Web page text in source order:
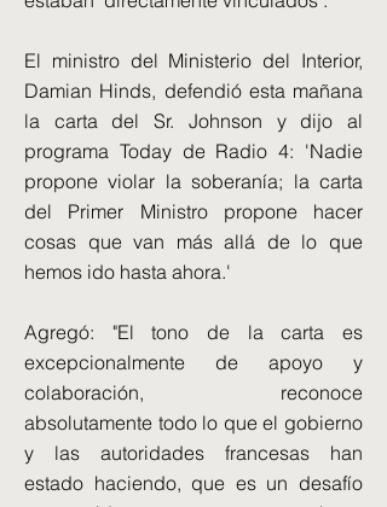
El ministro del Ministerio del Interior,
Damian Hinds, defendió esta mañana
la carta del Sr. Johnson y dijo al
programa Today de Radio 4: 'Nadie
propone violar la soberanía; la carta
del Primer Ministro propone hacer
cosas que van más allá de lo que
hemos ido hasta ahora.'
Agregó: "El tono de la carta es
excepcionalmente de apoyo y
colaboración, reconoce
absolutamente todo lo que el gobierno
y las autoridades francesas han
estado haciendo, que es un desafío